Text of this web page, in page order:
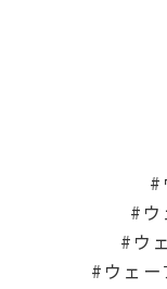
ウ
ウェ